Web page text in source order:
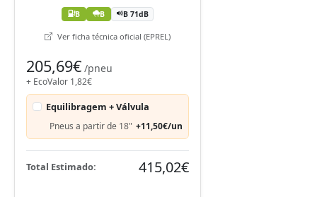
B B B 71dB
Ver ficha técnica oficial (EPREL)
205,69€ /pneu
+ EcoValor 1,82€
Equilibragem + Válvula
Pneus a partir de 18" +11,50€/un
Total Estimado: 415,02€